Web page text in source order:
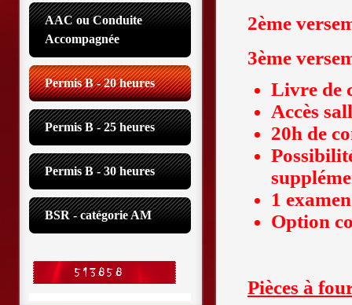
AAC ou Conduite
Accompagnée
Permis B - 20 heures
Permis B - 25 heures
Permis B - 30 heures
BSR - catégorie AM
2ème
3ème
Livre de
Accès
20h de
1
Option
Pièces à